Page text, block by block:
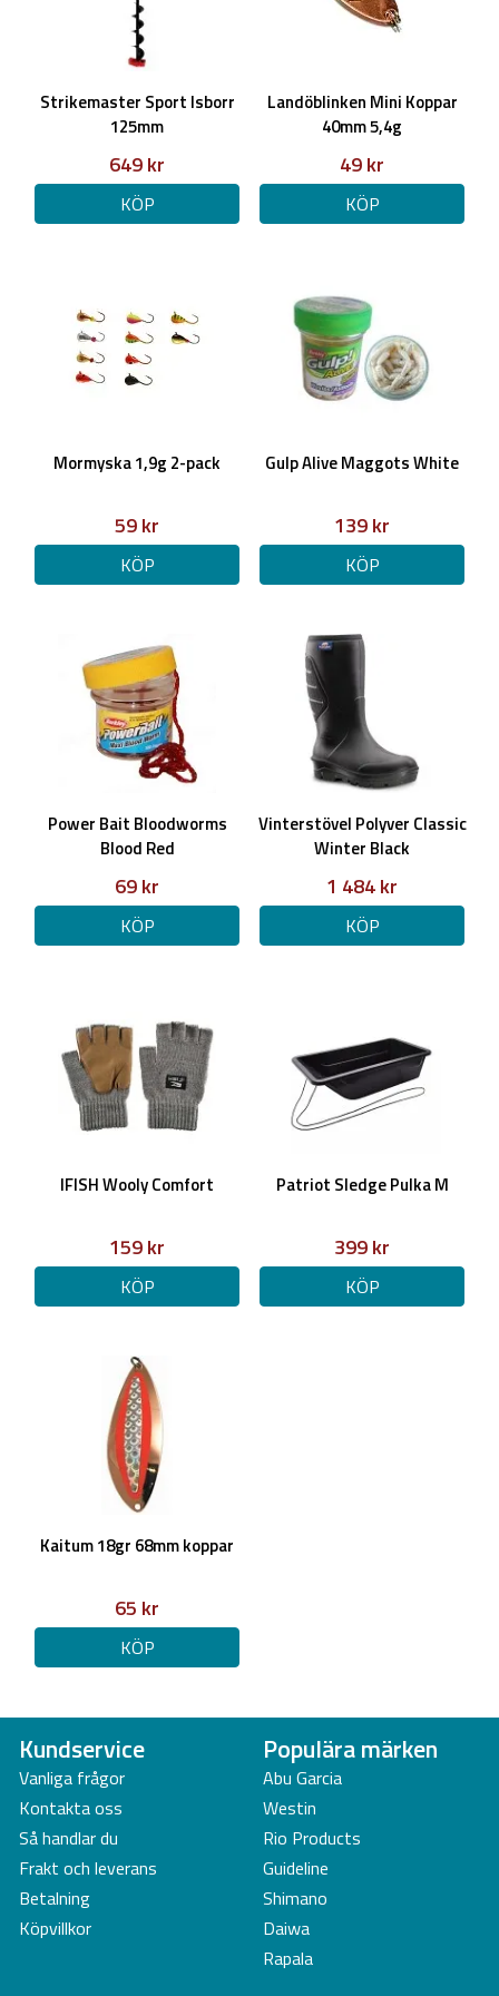
Strikemaster Sport Isborr
125mm
649 kr
KÖP
Landöblinken Mini Koppar
40mm 5,4g
49 kr
KÖP
Mormyska 1,9g 2-pack
59 kr
KÖP
Gulp Alive Maggots White
139 kr
KÖP
Power Bait Bloodworms
Blood Red
69 kr
KÖP
Vinterstövel Polyver Classic
Winter Black
1 484 kr
KÖP
IFISH Wooly Comfort
159 kr
KÖP
Patriot Sledge Pulka M
399 kr
KÖP
Kaitum 18gr 68mm koppar
65 kr
KÖP
Kundservice
Vanliga frågor
Kontakta oss
Så handlar du
Frakt och leverans
Betalning
Köpvillkor
Populära märken
Abu Garcia
Westin
Rio Products
Guideline
Shimano
Daiwa
Rapala